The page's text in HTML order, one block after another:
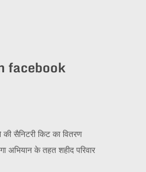
facebook
की सैनिटरी किट का वितरण
अभियान के तहत शहीद परिवार